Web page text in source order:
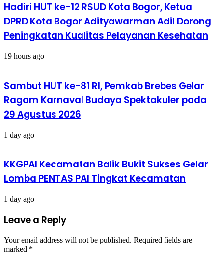
Hadiri HUT ke-12 RSUD Kota Bogor, Ketua
DPRD Kota Bogor Adityawarman Adil Dorong
Peningkatan Kualitas Pelayanan Kesehatan
19 hours ago
Sambut HUT ke-81 RI, Pemkab Brebes Gelar
Ragam Karnaval Budaya Spektakuler pada
29 Agustus 2026
1 day ago
KKGPAI Kecamatan Balik Bukit Sukses Gelar
Lomba PENTAS PAI Tingkat Kecamatan
1 day ago
Leave a Reply
Your email address will not be published. Required fields are
marked *